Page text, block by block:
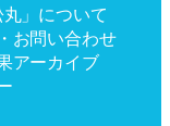
」について
お問い合わせ
アーカイブ